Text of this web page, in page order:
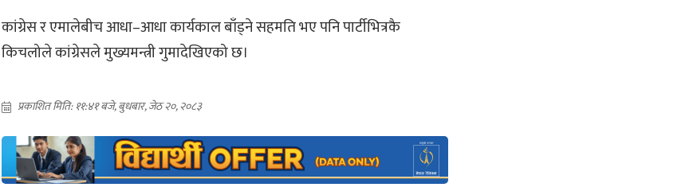
कांग्रेस र एमालेबीच आधा–आधा कार्यकाल बाँड्ने सहमति भए पनि पार्टीभित्रकै
किचलोले कांग्रेसले मुख्यमन्त्री गुमादेखिएको छ।
प्रकाशित मिति: ११:४१ बजे, बुधबार, जेठ २०, २०८३